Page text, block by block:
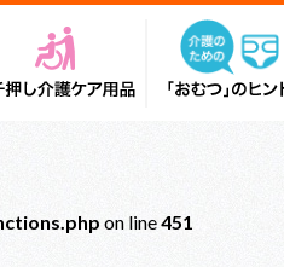
on line451